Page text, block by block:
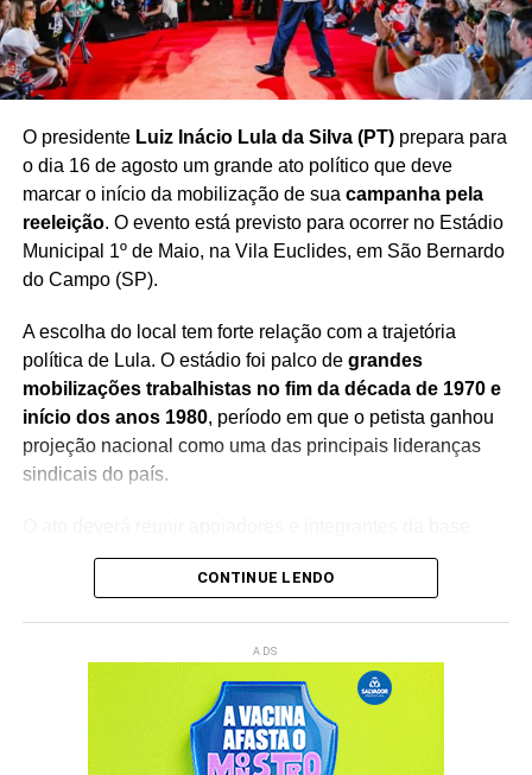
O presidente Luiz Inácio Lula da Silva (PT)prepara para
o dia 16 de agosto um grande ato político que deve
marcar o início da mobilização de sua campanha pela
reeleição. O evento está previsto para ocorrer no Estádio
Municipal 1º de Maio, na Vila Euclides, em São Bernardo
do Campo (SP).
A escolha do local tem forte relação com a trajetória
política de Lula. O estádio foi palco de grandes
mobilizações trabalhistas no fim da década de 1970 e
início dos anos 1980, período em que o petista ganhou
projeção nacional como uma das principais lideranças
sindicais do país.
política de Lula em um momento considerado estratégico
para a disputa eleitoral. A expectativa é de que o encontro
projeto eleitoral.
A realização do evento emSão Bernardo do Campo
resgata um dos principais símbolos da história política de
CONTINUE LENDO
ADS